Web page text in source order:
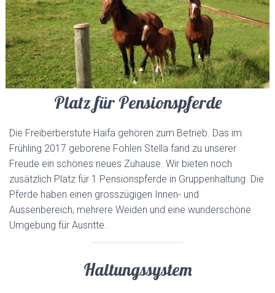
U
M
S
C
H
A
L
Platz für Pensionspferde
Die Freiberberstute Haifa gehören zum Betrieb. Das im
Frühling 2017 geborene Fohlen Stella fand zu unserer
Freude ein schönes neues Zuhause. Wir bieten noch
zusätzlich Platz für 1 Pensionspferde in Gruppenhaltung. Die
Pferde haben einen grosszügigen Innen- und
Aussenbereich, mehrere Weiden und eine wunderschöne
Umgebung für Ausritte.
Haltungssystem